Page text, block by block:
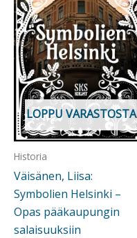
LOPPU VARASTOSTA
Historia
Väisänen, Liisa:
Symbolien Helsinki –
Opas pääkaupungin
salaisuuksiin